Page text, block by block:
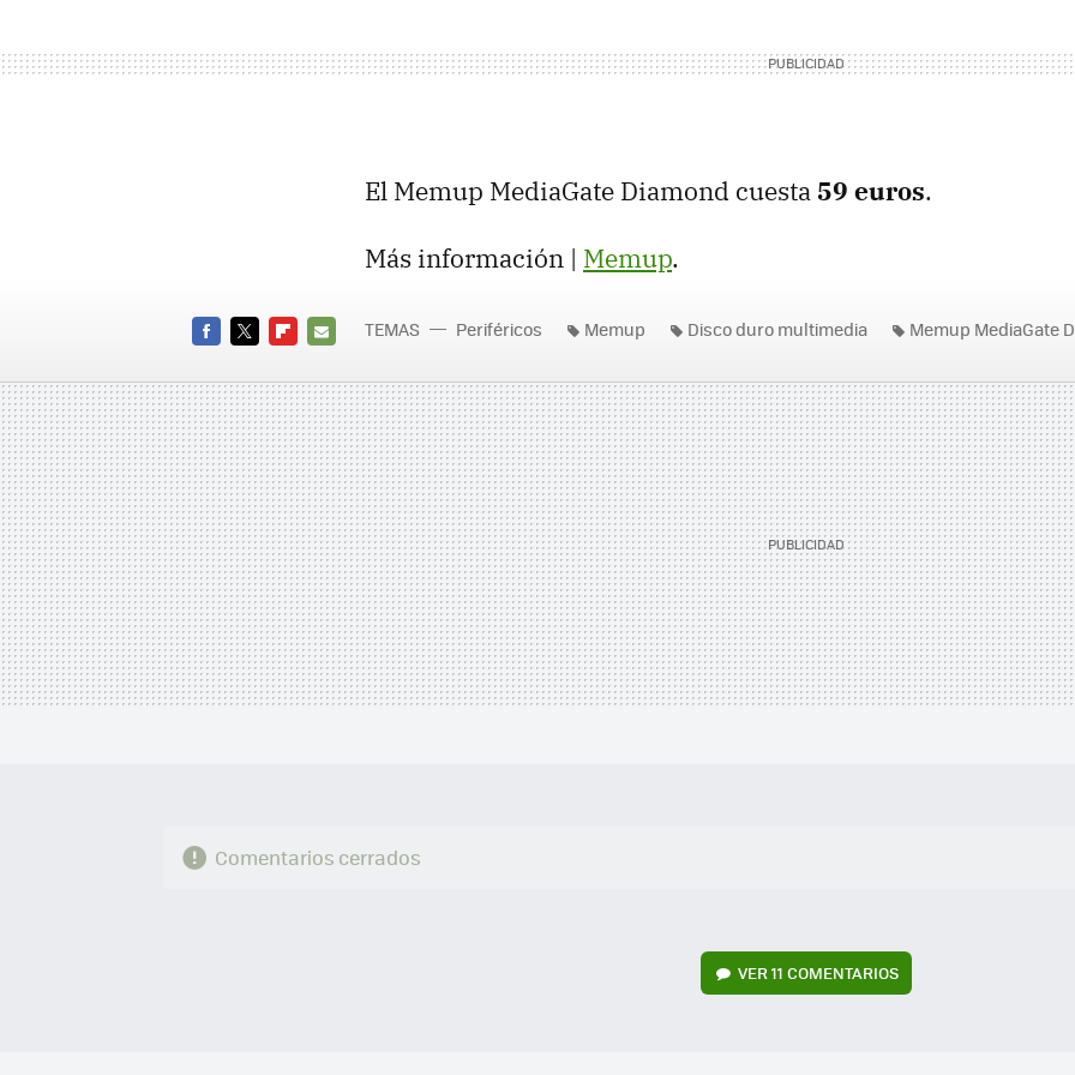
El Memup MediaGate Diamond cuesta 59 euros.
Más información | Memup.
MAIL
TEMAS Periféricos Memup Disco duro multimedia Memup MediaGate
Comentarios cerrados
VER11 COMENTARIOS